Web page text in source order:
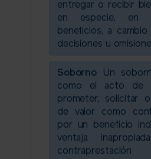
entregar o recibir
en especie, en
beneficios, a cambio
decisiones u
Soborno Un
como el acto de
prometer, solicitar
de valor como
por un beneficio
ventaja